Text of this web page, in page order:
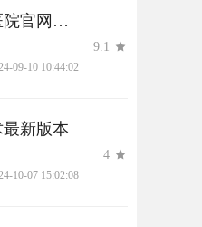
市第一医院官网版最新
9.1
09-10 10:44:02
新版本
4
10-07 15:02:08